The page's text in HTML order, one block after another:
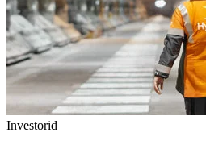
Investorid